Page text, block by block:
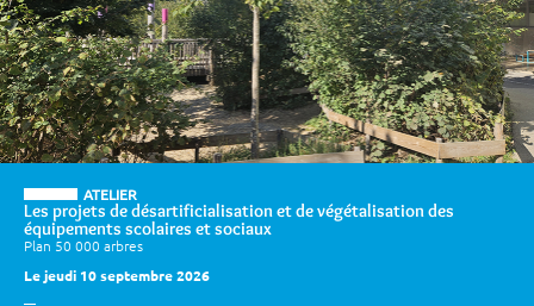
ATELIER
Les projets de désartificialisation et de végétalisation des
équipements scolaires et sociaux
Plan 50 000 arbres
Le jeudi 10 septembre 2026